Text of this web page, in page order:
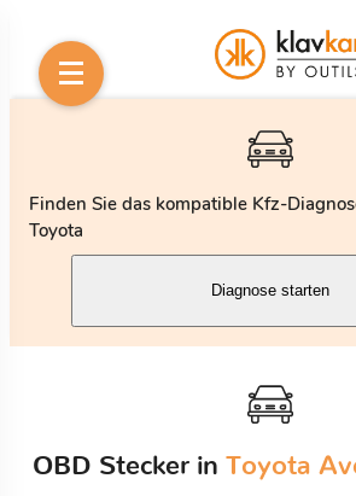
Finden Sie das kompatible Kfz-
Toyota
Diagnose starten
OBD Stecker in Toyota